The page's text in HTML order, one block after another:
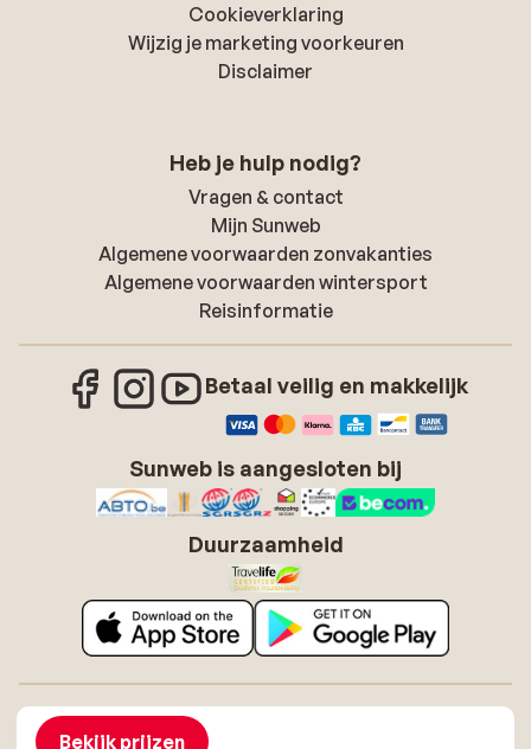
Bekijk prijzen
Cookieverklaring
Wijzig je marketing voorkeuren
Disclaimer
Heb je hulp nodig?
Vragen & contact
Mijn Sunweb
Algemene voorwaarden zonvakanties
Algemene voorwaarden wintersport
Reisinformatie
Betaal veilig en makkelijk
Sunweb is aangesloten bij
Duurzaamheid
Over Sunweb
Algemene voorwaarden zonvakanties